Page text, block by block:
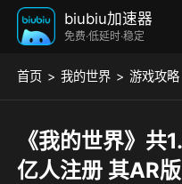
biubiu加速器
免费·低延时·稳定
首页 我的世界 游戏攻略
《我的世界》共
亿人注册 其AR